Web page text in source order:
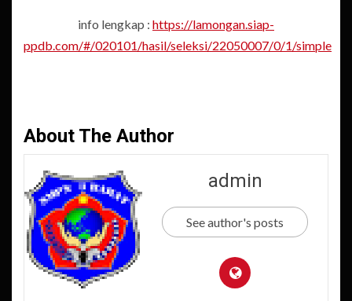
info lengkap : https://lamongan.siap-
ppdb.com/#/020101/hasil/seleksi/22050007/0/1/simple
About The Author
admin
See author's posts